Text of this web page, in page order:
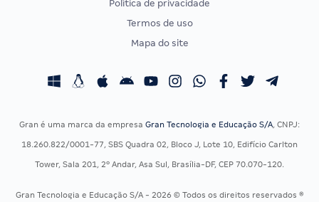
CONCURSOS POR PROFISSÃO
Concursos Fiscais
EXAME DE ORDEM
Calendário OAB
Política de privacidade
Termos de uso
Mapa do site
Gran é uma marca da empresa Gran Tecnologia e Educação S/A, CNPJ:
18.260.822/0001-77, SBS Quadra 02, Bloco J, Lote 10, Edifício Carlton
Tower, Sala 201, 2º Andar, Asa Sul, Brasília-DF, CEP 70.070-120.
Gran Tecnologia e Educação S/A - 2026 © Todos os direitos reservados ®